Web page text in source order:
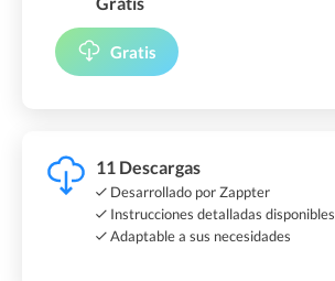
Gratis
11 Descargas
Desarrollado por Zappter
Instrucciones detalladas disponibles
Adaptable a sus necesidades